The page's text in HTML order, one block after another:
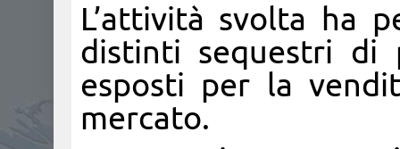
L’attività svolta ha
distinti sequestri di
esposti per la
mercato.